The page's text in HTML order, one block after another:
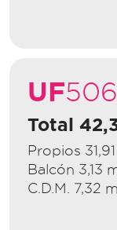
UF506
Total
Propios
Balcón 3,13
C.D.M. 7,32 m